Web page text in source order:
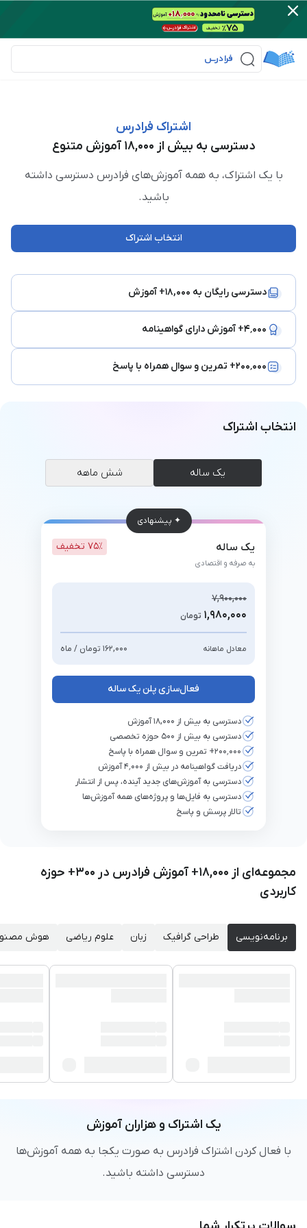
اشتراک فرادرس
دسترسی به بیش از ۱۸,۰۰۰ آموزش متنوع
با یک اشتراک، به همه آموزش‌های فرادرس دسترسی داشته
باشید.
انتخاب اشتراک
دسترسی رایگان به ۱۸,۰۰۰+ آموزش
۴٬۰۰۰+ آموزش دارای گواهینامه
۲۰۰٬۰۰۰+ تمرین و سوال همراه با پاسخ
انتخاب اشتراک
یک ساله شش ماهه
✦ پیشنهادی
یک ساله
به صرفه و اقتصادی
۷۵٪ تخفیف
۷,۹۰۰,۰۰۰
۱,۹۸۰,۰۰۰ تومان
معادل ماهانه ۱۶۲,۰۰۰ تومان / ماه
فعال‌سازی پلنیک ساله
دسترسی به بیش از ۱۸,۰۰۰ آموزش
دسترسی به بیش از ۵۰۰ حوزه تخصصی
۲۰۰٬۰۰۰+ تمرین و سوال همراه با پاسخ
دریافت گواهینامه در بیش از ۴٬۰۰۰ آموزش
دسترسی به آموزش‌های جدید آینده، پس از انتشار
دسترسی به فایل‌ها و پروژه‌های همه آموزش‌ها
تالار پرسش و پاسخ
مجموعه‌ای از ۱۸,۰۰۰+ آموزش فرادرس‌ در ۳۰۰+ حوزه
کاربردی
برنامه‌نویسی طراحی گرافیک زبان علوم ریاضی هوش
یک اشتراک و هزاران آموزش
با فعال کردن اشتراک فرادرس به صورت یکجا به همه آموزش‌ها
دسترسی داشته باشید.